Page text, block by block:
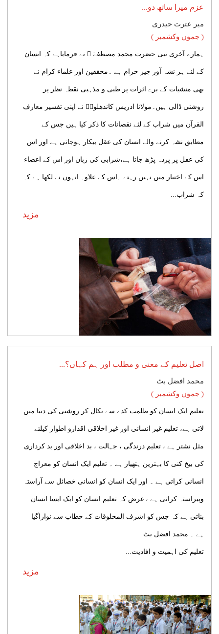
عزم میرا ساتھ دو...
میر عترت حیدری
( جموں وکشمیر )
ہمارے آخری نبی حضرت محمد مصطفےٰ ﷺ نے فرمایاہے کہ انسان
کے لئے ہر نشہ آور چیز حرام ہے ۔محققین اور علماء کرام نے
بھی منشیات کے برے اثرات پر طبی و مذہبی نقطہ نظر پر
روشنی ڈالی ہیں۔مولانا ادریس کاندھلویؒ نے اپنی تفسیر معارف
القرآن میں شراب کے لئے نقصانات کا ذکر کیا ہیں جس کے
مطابق نشہ کرنے والے انسان کی عقل بیکار ہوجاتی ہے اور اس
کی عقل پر پردہ پڑھ جاتا ہے،شرابی کی زبان اور اس کے اعضاء
اس کے اختیار میں نہیں رہتے ۔اس کے علاوہ انہوں نے لکھا ہے کہ
کہ شراب...
مزید
اصل تعلیم کے معنی و مطلب اور ہم کہاں؟...
محمد افضل بٹ
( جموں وکشمیر )
تعلیم ایک انسان کو ظلمت کدے سے نکال کر روشنی کی دنیا میں
لاتی ہے، تعلیم غیر انسانی اور غیر اخلاقی اقدارو اطوار کیلئے
مثل نشتر ہے ، تعلیم درندگی ، جہالت ، بد اخلاقی اور بد کرداری
کی بیخ کنی کا بہترین ہتھیار ہے ۔ تعلیم ایک انسان کو معراج
انسانی کراتی ہے ۔ اور ایک انسان کو انسانی خصائل سے آراستہ
وپیراستہ کراتی ہے ، غرض کہ تعلیم انسان کو ایک ایسا انسان
بناتی ہے کہ جس کو اشرف المخلوقات کے خطاب سے نوازاگیا
ہے ۔ محمد افضل بٹ
تعلیم کی اہمیت و افادیت...
مزید